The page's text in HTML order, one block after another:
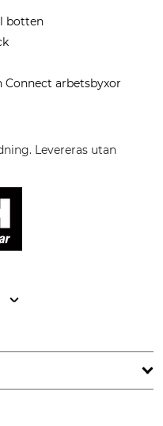
botten
Connect arbetsbyxor
Levereras utan